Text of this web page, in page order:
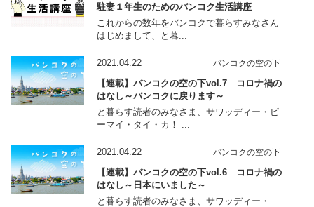
駐妻１年生のためのバンコク生活講座
これからの数年をバンコクで暮らすみなさん
はじめまして、と暮...
2021.04.22 バンコクの空の下
【連載】バンコクの空の下vol.7 コロナ禍の
はなし～バンコクに戻ります～
と暮らす読者のみなさま、サワッディー・ピ
ーマイ・タイ・カ！ ...
2021.04.22 バンコクの空の下
【連載】バンコクの空の下vol.6 コロナ禍の
はなし～日本にいました～
と暮らす読者のみなさま、サワッディー・